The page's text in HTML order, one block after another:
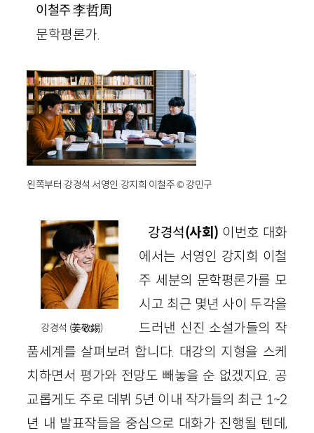
이철주李哲周
문학평론가.
왼쪽부터 강경석 서영인 강지희 이철주 © 강민구
강경석 (姜敬錫)
강경석(사회) 이번호 대화
에서는 서영인 강지희 이철
주 세분의 문학평론가를 모
시고 최근 몇년 사이 두각을
드러낸 신진 소설가들의 작
품세계를 살펴보려 합니다. 대강의 지형을 스케
치하면서 평가와 전망도 빼놓을 순 없겠지요. 공
교롭게도 주로 데뷔 5년 이내 작가들의 최근 1~2
년 내 발표작들을 중심으로 대화가 진행될 텐데,